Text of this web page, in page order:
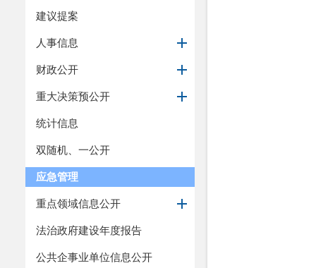
建议提案
人事信息
财政公开
重大决策预公开
统计信息
双随机、一公开
应急管理
重点领域信息公开
法治政府建设年度报告
公共企事业单位信息公开